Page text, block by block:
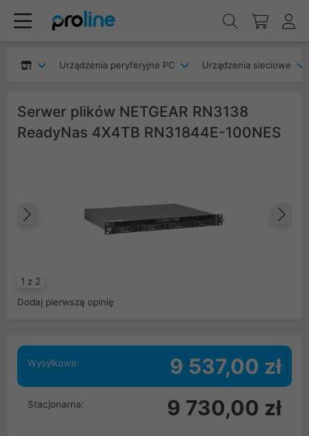
Urządzenia peryferyjne PC Urządzenia sieciowe
Serwer plików NETGEAR RN3138
ReadyNas 4X4TB RN31844E-100NES
1 z 2
Poprzedni
Dodaj pierwszą opinię
Wysyłkowa: 9 537,00 zł
Stacjonarna: 9 730,00 zł